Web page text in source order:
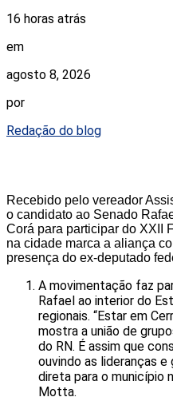
16 horas atrás
em
agosto 8, 2026
por
Redação do blog
Recebido pelo vereador
o candidato ao Senado
Corá para participar do XXII
na cidade marca a aliança
presença do ex-deputado
A movimentação faz
Rafael ao interior do
regionais. “Estar em
mostra a união de
do RN. É assim que
ouvindo as lideranças
direta para o município
Motta.